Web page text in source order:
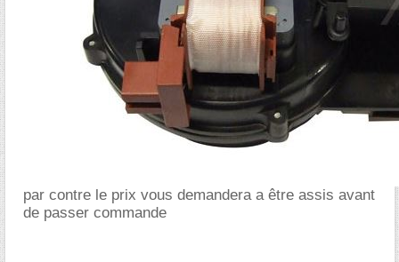
par contre le prix vous demandera a être assis avant
de passer commande